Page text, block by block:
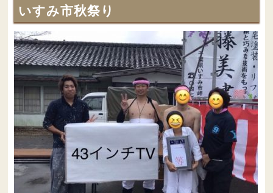
いすみ市秋祭り